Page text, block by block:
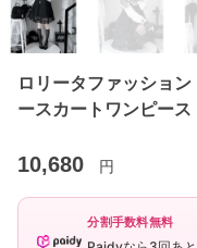
ロリータファッショ
ースカートワンピース
10,680 円
分割手数料無料